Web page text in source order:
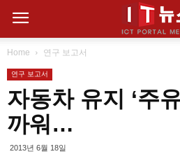
Home 연구 보고서
연구 보고서
자동차 유지 ‘주
까워…
2013년 6월 18일